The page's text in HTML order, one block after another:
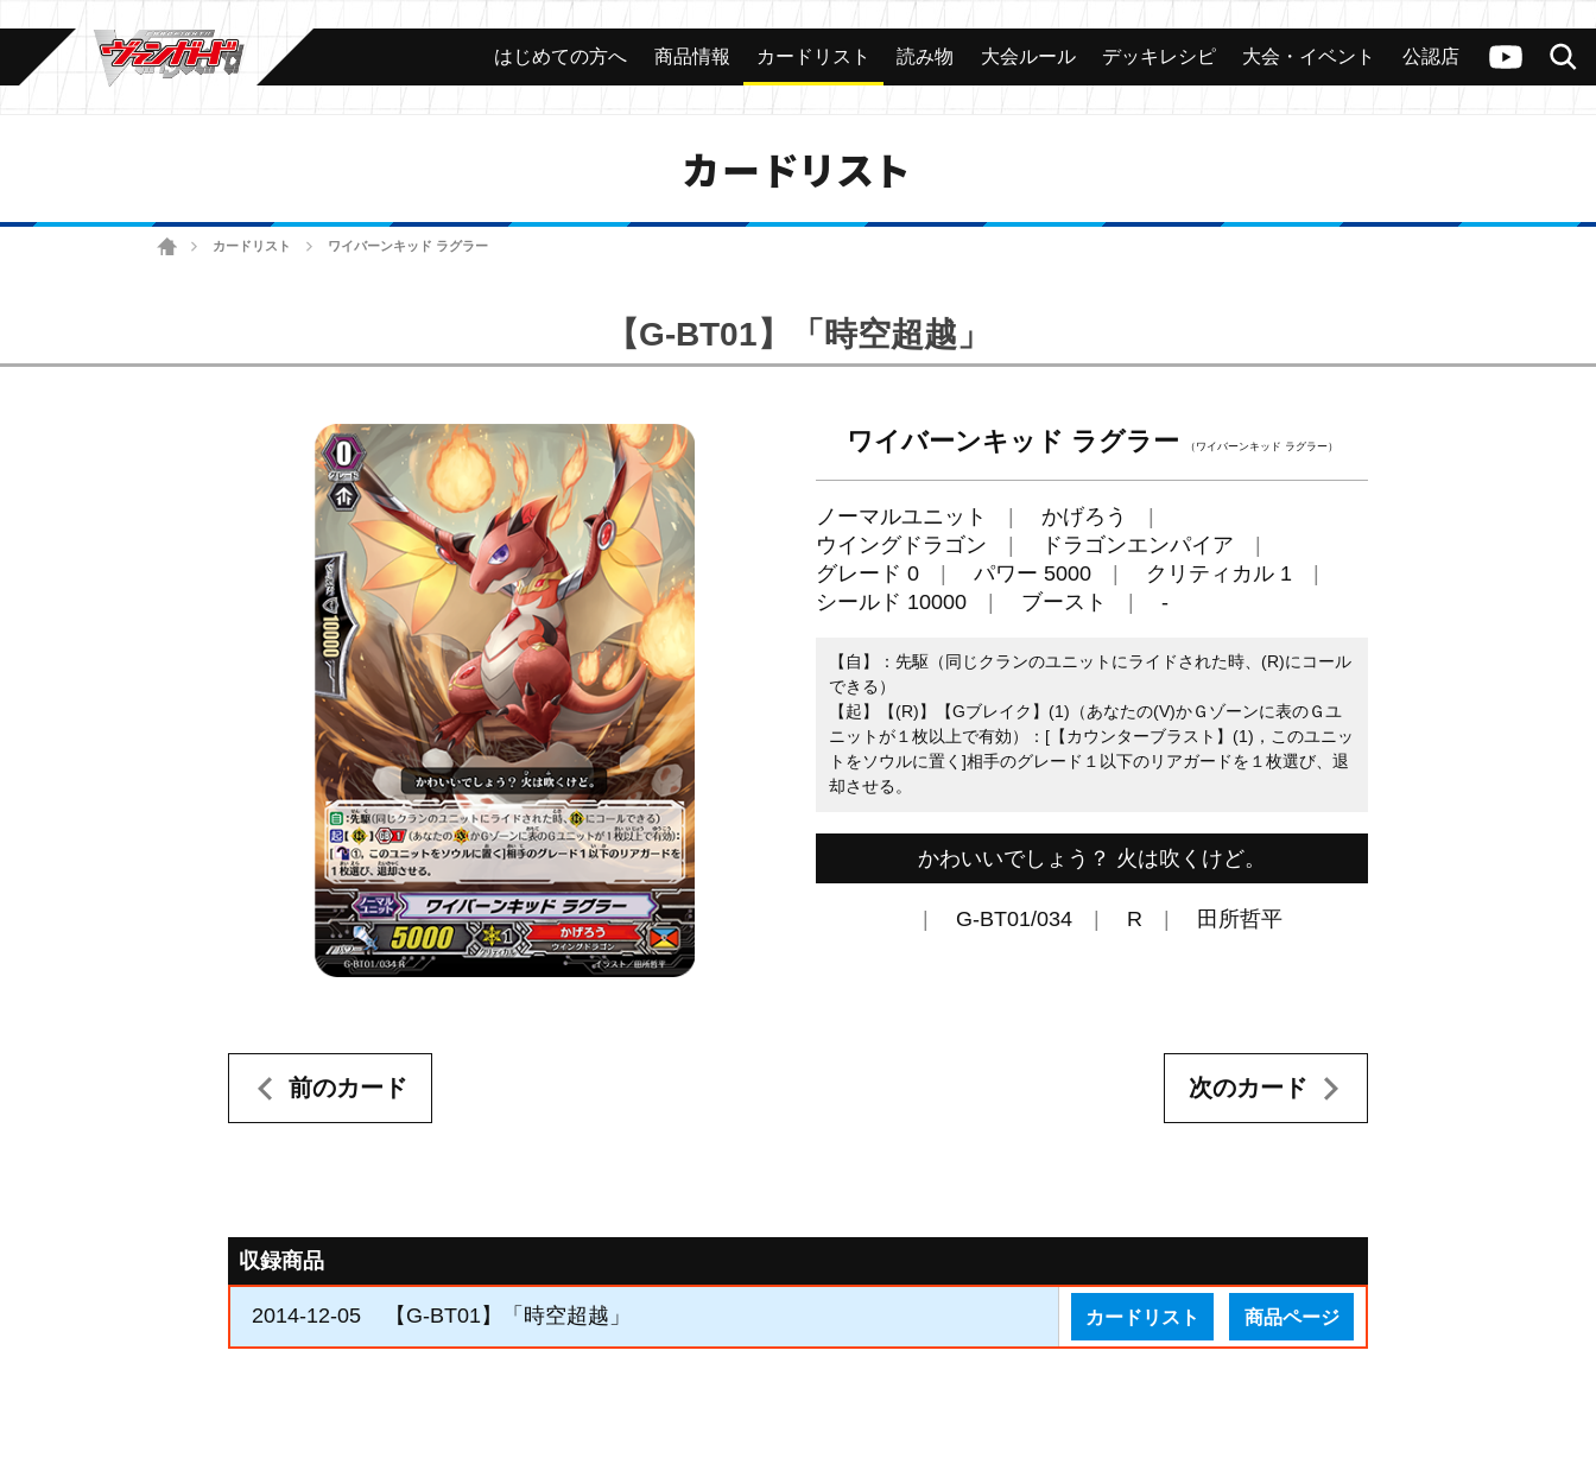
ヴァンガードch
検索
カード 大会 公認店舗 その他
はじめての方へ 商品情報 カードリスト 読み物 大会ルール デッキレシピ 大会・イベント 公認店
カードリスト
ホームカードリスト ワイバーンキッド ラグラー
【G-BT01】「時空超越」
ワイバーンキッド ラグラー （ワイバーンキッド ラグラー）
ノーマルユニット
かげろう
ウイングドラゴン
ドラゴンエンパイア
グレード 0
パワー 5000
クリティカル 1
シールド 10000
ブースト -
【自】：先駆（同じクランのユニットにライドされた時、(R)にコール
できる）
【起】【(R)】【Gブレイク】(1)（あなたの(V)かＧゾーンに表のＧユ
ニットが１枚以上で有効）：[【カウンターブラスト】(1)，このユニッ
トをソウルに置く]相手のグレード１以下のリアガードを１枚選び、退
却させる。
かわいいでしょう？ 火は吹くけど。
G-BT01/034 R 田所哲平
前のカード 次のカード
収録商品
2014-12-05 【G-BT01】「時空超越」 カードリスト 商品ページ